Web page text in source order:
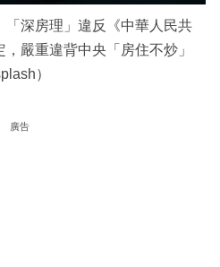
「深房理」違反《中華人民共
嚴重違背中央「房住不炒」
）
廣告